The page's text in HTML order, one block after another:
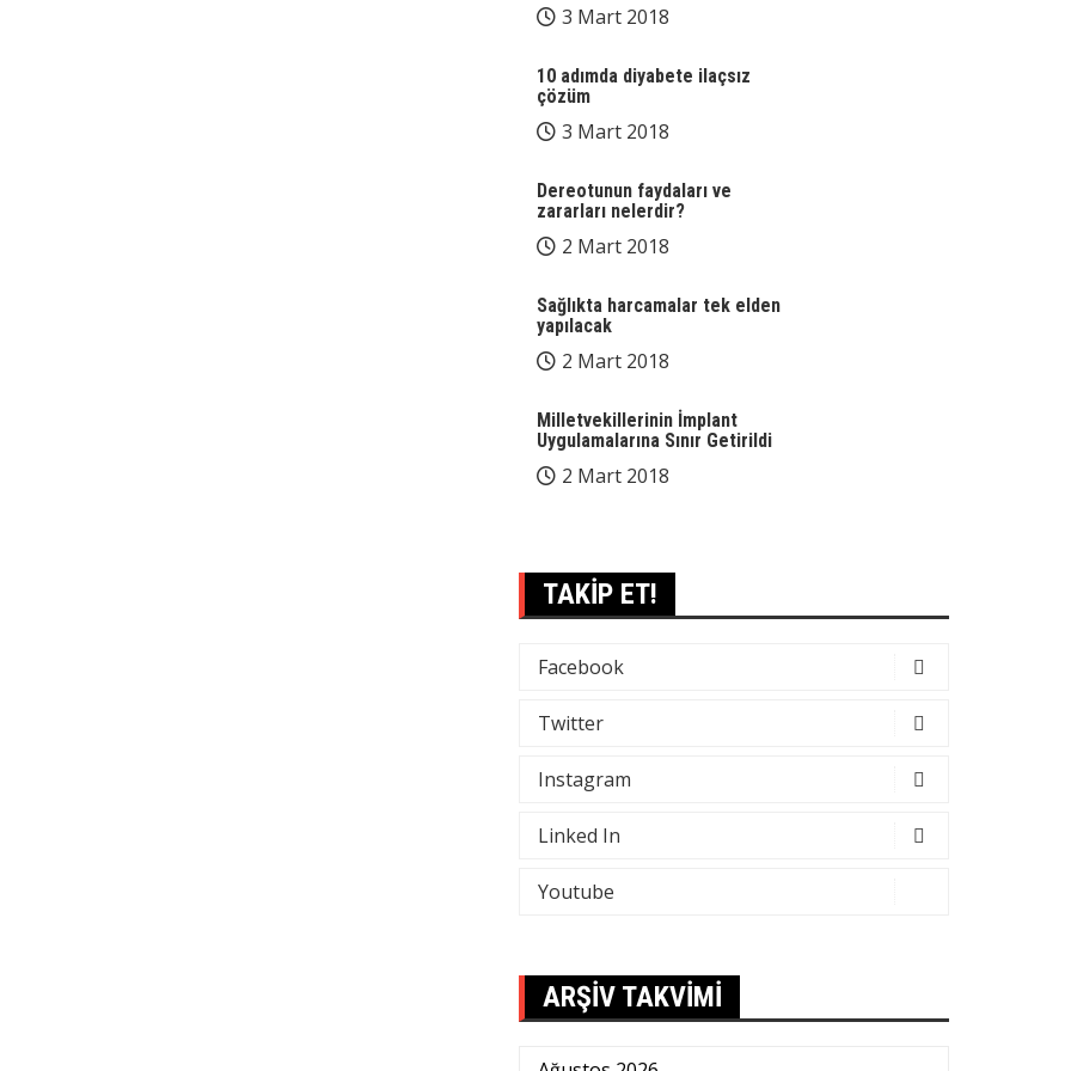
3 Mart 2018
10 adımda diyabete ilaçsız
çözüm
3 Mart 2018
Dereotunun faydaları ve
zararları nelerdir?
2 Mart 2018
Sağlıkta harcamalar tek elden
yapılacak
2 Mart 2018
Milletvekillerinin İmplant
Uygulamalarına Sınır Getirildi
2 Mart 2018
TAKİP ET!
Facebook
Twitter
Instagram
Linked In
Youtube
ARŞİV TAKVİMİ